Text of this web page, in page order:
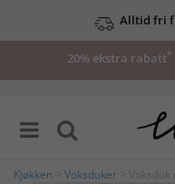
Alltid fri
20% ekstra rabatt*
Kjøkken Voksduker >